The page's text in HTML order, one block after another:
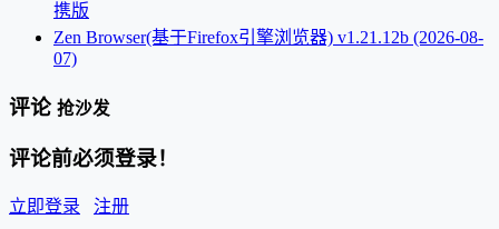
携版
Zen Browser(基于Firefox引擎浏览器) v1.21.12b (2026-08-
07)
评论 抢沙发
评论前必须登录！
立即登录 注册